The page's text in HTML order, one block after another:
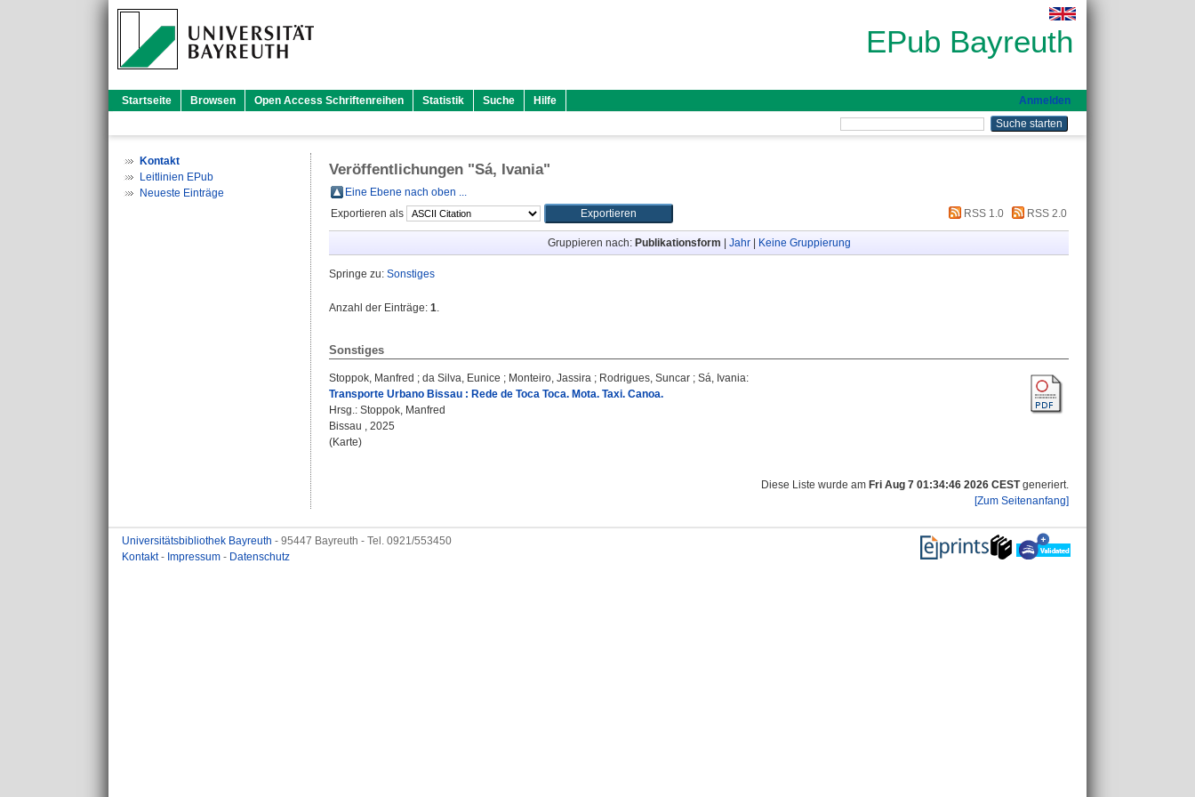
EPub Bayreuth
Startseite Browsen Open Access Schriftenreihen Statistik Suche Hilfe Anmelden
Kontakt
Leitlinien EPub
Neueste Einträge
Veröffentlichungen "Sá, Ivania"
Eine Ebene nach oben ...
Exportieren als
RSS 1.0 RSS 2.0
Gruppieren nach: Publikationsform Jahr| Keine Gruppierung
Springe zu: Sonstiges
Anzahl der Einträge: 1.
Sonstiges
Stoppok, Manfred ; da Silva, Eunice ; Monteiro, Jassira ; Rodrigues, Suncar ; Sá, Ivania:
Transporte Urbano Bissau : Rede de Toca Toca. Mota. Taxi. Canoa.
Hrsg.: Stoppok, Manfred
Bissau , 2025
(Karte)
Diese Liste wurde am Fri Aug 7 01:34:46 2026 CESTgeneriert.
[Zum Seitenanfang]
Universitätsbibliothek Bayreuth - 95447 Bayreuth - Tel. 0921/553450
Kontakt- Impressum - Datenschutz